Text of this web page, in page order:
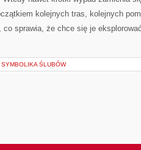
kolejnych tras, kolejnych
co sprawia, że chce się je
ŚLUBÓW